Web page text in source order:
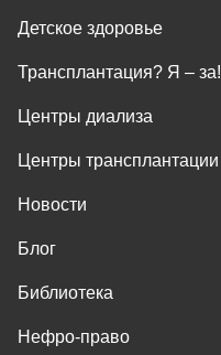
Детское здоровье
Трансплантация? Я ‒ за!
Центры диализа
Центры трансплантации
Новости
Блог
Библиотека
Нефро-право